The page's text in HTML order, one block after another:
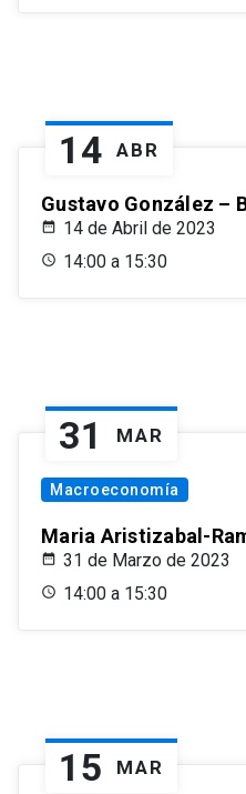
14 ABR
Gustavo González –
14 de Abril de 2023
14:00 a 15:30
31 MAR
Macroeconomía
Maria Aristizabal-
31 de Marzo de 2023
14:00 a 15:30
15 MAR